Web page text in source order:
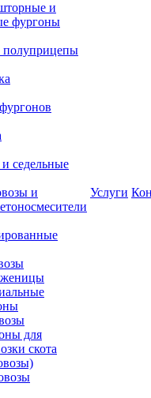
и
фургоны
седельные
и
для
скота
Услуги